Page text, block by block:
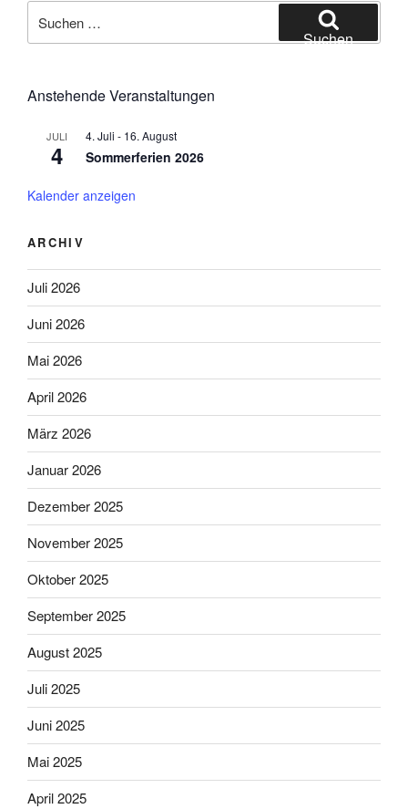
nach:
Suchen
Anstehende Veranstaltungen
JULI
4
4. Juli - 16. August
Sommerferien 2026
Kalender anzeigen
ARCHIV
Juli 2026
Juni 2026
Mai 2026
April 2026
März 2026
Januar 2026
Dezember 2025
November 2025
Oktober 2025
September 2025
August 2025
Juli 2025
Juni 2025
Mai 2025
April 2025